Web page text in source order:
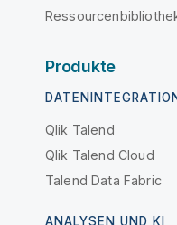
Produkte
Qlik Talend
Qlik Talend Cloud
Talend Data Fabric
ANALYSEN UND KI